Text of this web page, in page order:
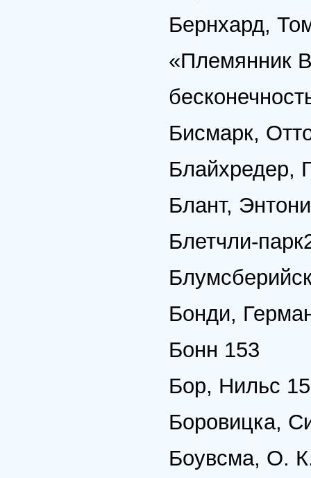
Бернхард,
«Племянник
Бисмарк,
Блайхредер,
Блант,
Блетчли-
Бонди,
Бонн 153
Бор, Нильс
Боровицка,
Боувсма, О.